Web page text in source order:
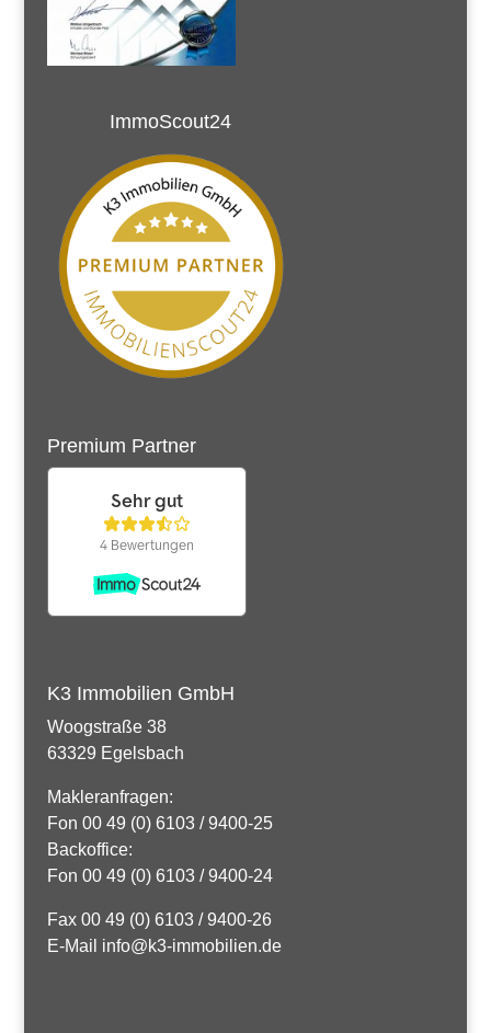
ImmoScout24
Premium Partner
K3 Immobilien GmbH
Woogstraße 38
63329 Egelsbach
Makleranfragen:
Fon 00 49 (0) 6103 / 9400-25
Backoffice:
Fon 00 49 (0) 6103 / 9400-24
Fax 00 49 (0) 6103 / 9400-26
E-Mail info@k3-immobilien.de